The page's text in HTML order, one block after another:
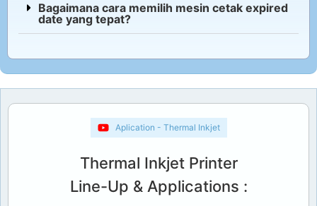
Bagaimana cara memilih mesin cetak expired
date yang tepat?
Aplication - Thermal Inkjet
Thermal Inkjet Printer
Line-Up & Applications :